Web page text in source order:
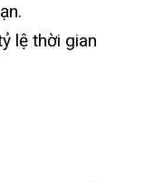
lệ thời gian